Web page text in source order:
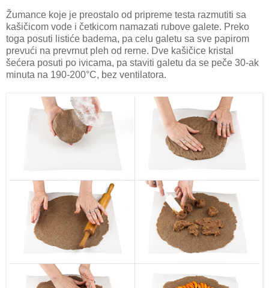
Žumance koje je preostalo od pripreme testa razmutiti sa
kašičicom vode i četkicom namazati rubove galete. Preko
toga posuti listiće badema, pa celu galetu sa sve papirom
prevući na prevrnut pleh od rerne. Dve kašičice kristal
šećera posuti po ivicama, pa staviti galetu da se peče 30-ak
minuta na 190-200°C, bez ventilatora.